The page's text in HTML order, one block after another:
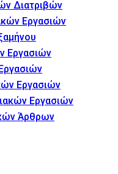
Διατριβών
Εργασιών
Εργασιών
Εργασιών
Εργασιών
Άρθρων